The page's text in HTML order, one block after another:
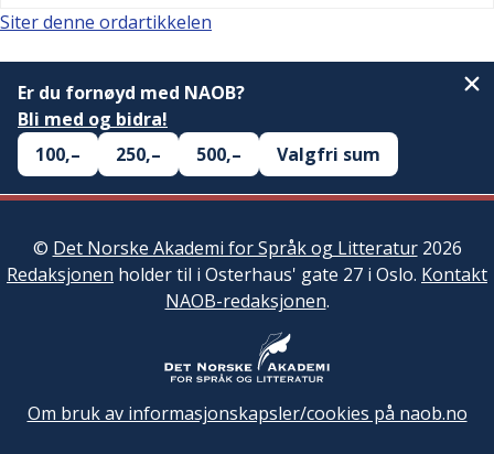
Siter denne ordartikkelen
Er du fornøyd med NAOB?
Bli med og bidra!
100,–
250,– 500,– Valgfri sum
© Det Norske Akademi for Språk og Litteratur2026
Redaksjonen holder til i Osterhaus' gate 27 i Oslo. Kontakt
NAOB-redaksjonen.
Om bruk av informasjonskapsler/cookies på naob.no